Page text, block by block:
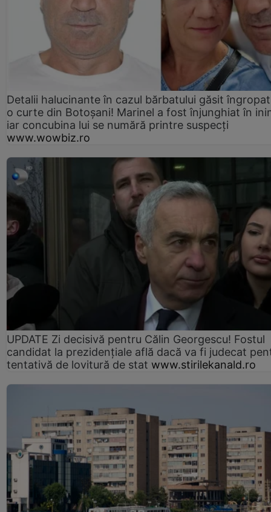
Detalii halucinante în cazul bărbatului găsit
o curte din Botoșani! Marinel a fost înjunghiat în
iar concubina lui se numără printre suspecți
www.wowbiz.ro
UPDATE Zi decisivă pentru Călin Georgescu! Fostul
candidat la prezidențiale află dacă va fi judecat
tentativă de lovitură de stat www.stirilekanald.ro